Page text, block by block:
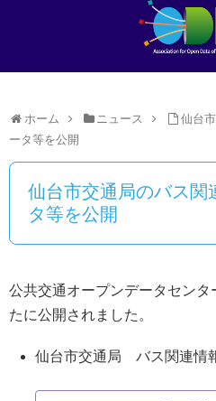
ホーム ニュース
仙台
ータ等を公開
仙台市交通局のバス関
タ等を公開
公共交通オープンデータセン
たに公開されました。
仙台市交通局 バス関連情